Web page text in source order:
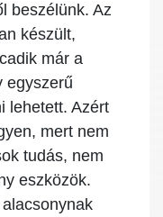
beszélünk. Az
készült,
már a
egyszerű
lehetett. Azért
mert nem
tudás, nem
eszközök.